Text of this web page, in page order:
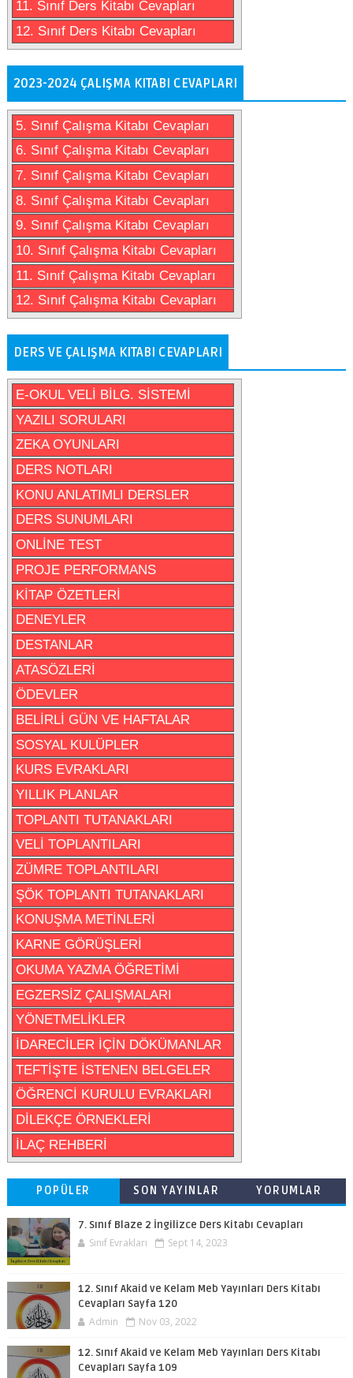
11. Sınıf Ders Kitabı Cevapları
12. Sınıf Ders Kitabı Cevapları
2023-2024 ÇALIŞMA KITABI CEVAPLARI
5. Sınıf Çalışma Kitabı Cevapları
6. Sınıf Çalışma Kitabı Cevapları
7. Sınıf Çalışma Kitabı Cevapları
8. Sınıf Çalışma Kitabı Cevapları
9. Sınıf Çalışma Kitabı Cevapları
10. Sınıf Çalışma Kitabı Cevapları
11. Sınıf Çalışma Kitabı Cevapları
12. Sınıf Çalışma Kitabı Cevapları
DERS VE ÇALIŞMA KITABI CEVAPLARI
E-OKUL VELİ BİLG. SİSTEMİ
YAZILI SORULARI
ZEKA OYUNLARI
DERS NOTLARI
KONU ANLATIMLI DERSLER
DERS SUNUMLARI
ONLİNE TEST
PROJE PERFORMANS
KİTAP ÖZETLERİ
DENEYLER
DESTANLAR
ATASÖZLERİ
ÖDEVLER
BELİRLİ GÜN VE HAFTALAR
SOSYAL KULÜPLER
KURS EVRAKLARI
YILLIK PLANLAR
TOPLANTI TUTANAKLARI
VELİ TOPLANTILARI
ZÜMRE TOPLANTILARI
ŞÖK TOPLANTI TUTANAKLARI
KONUŞMA METİNLERİ
KARNE GÖRÜŞLERİ
OKUMA YAZMA ÖĞRETİMİ
EGZERSİZ ÇALIŞMALARI
YÖNETMELİKLER
İDARECİLER İÇİN DÖKÜMANLAR
TEFTİŞTE İSTENEN BELGELER
ÖĞRENCİ KURULU EVRAKLARI
DİLEKÇE ÖRNEKLERİ
İLAÇ REHBERİ
POPÜLER SON YAYINLAR YORUMLAR
7. Sınıf Blaze 2 İngilizce Ders Kitabı Cevapları
Sınıf Evrakları Sept 14, 2023
12. Sınıf Akaid ve Kelam Meb Yayınları Ders Kitabı
Cevapları Sayfa 120
Admin Nov 03, 2022
12. Sınıf Akaid ve Kelam Meb Yayınları Ders Kitabı
Cevapları Sayfa 109